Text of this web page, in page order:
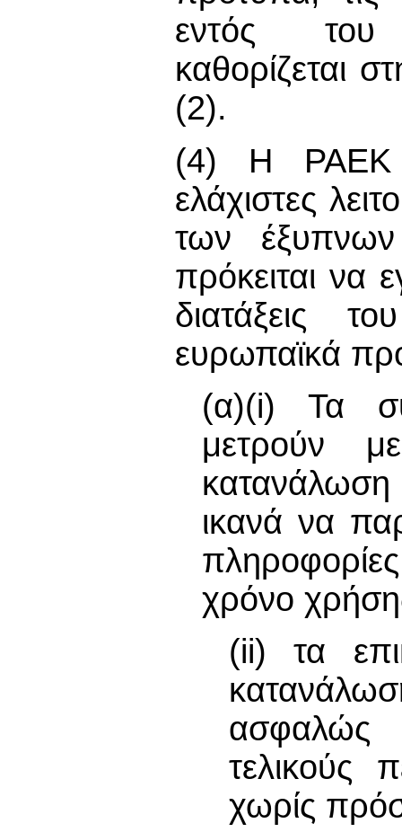
εντός του
καθορίζεται
(2).
(4) Η ΡΑΕΚ
ελάχιστες
των
πρόκειται να
διατάξεις
ευρωπαϊκά
(α)(i) Τα
μετρούν
κατανάλωση
ικανά να
χρόνο
(ii) τα
ασφαλώς
τελικούς
χωρίς